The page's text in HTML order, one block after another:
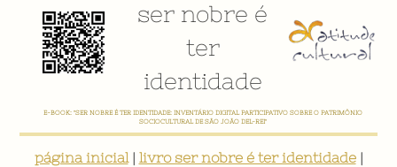
ser nobre é
ter
identidade
E-BOOK: "SER NOBRE É TER IDENTIDADE: INVENTÁRIO DIGITAL PARTICIPATIVO SOBRE O PATRIMÔNIO
SOCIOCULTURAL DE SÃO JOÃO DEL-REI"
página inicial| livro ser nobre é ter identidade|